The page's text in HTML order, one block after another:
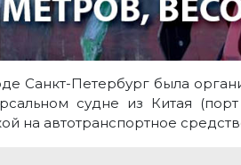
Санкт-Петербург была
судне из Китая
на автотранспортное